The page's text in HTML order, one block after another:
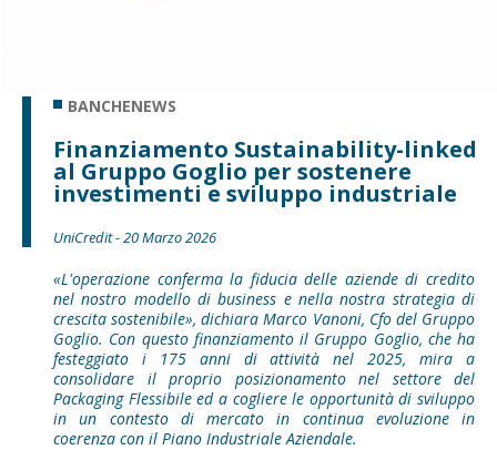
BANCHENEWS
Finanziamento Sustainability-linked
al Gruppo Goglio per sostenere
investimenti e sviluppo industriale
UniCredit - 20 Marzo 2026
«L'operazione conferma la fiducia delle aziende di credito
nel nostro modello di business e nella nostra strategia di
crescita sostenibile», dichiara Marco Vanoni, Cfo del Gruppo
Goglio. Con questo finanziamento il Gruppo Goglio, che ha
festeggiato i 175 anni di attività nel 2025, mira a
consolidare il proprio posizionamento nel settore del
Packaging Flessibile ed a cogliere le opportunità di sviluppo
in un contesto di mercato in continua evoluzione in
coerenza con il Piano Industriale Aziendale.